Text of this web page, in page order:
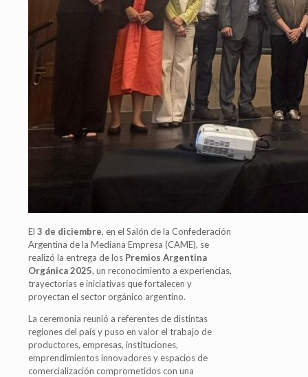
El 3 de diciembre, en el Salón de la Confederación
Argentina de la Mediana Empresa (CAME), se
realizó la entrega de los Premios Argentina
Orgánica 2025, un reconocimiento a experiencias,
trayectorias e iniciativas que fortalecen y
proyectan el sector orgánico argentino.
La ceremonia reunió a referentes de distintas
regiones del país y puso en valor el trabajo de
productores, empresas, instituciones,
emprendimientos innovadores y espacios de
comercialización comprometidos con una